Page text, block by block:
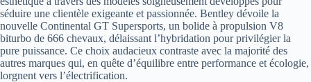
séduire une clientèle exigeante et passionnée. Bentley dévoile la
nouvelle Continental GT Supersports, un bolide à propulsion V8
biturbo de 666 chevaux, délaissant l’hybridation pour privilégier la
pure puissance. Ce choix audacieux contraste avec la majorité des
autres marques qui, en quête d’équilibre entre performance et écologie,
lorgnent vers l’électrification.